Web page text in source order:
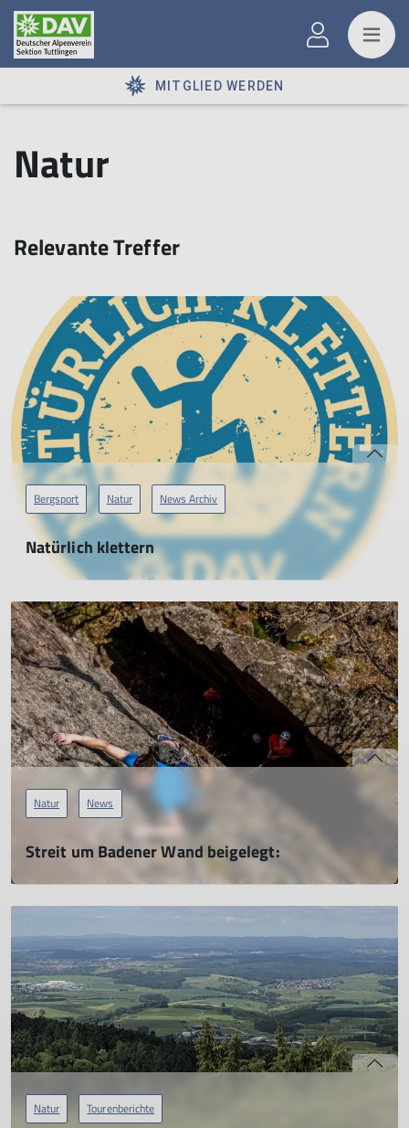
MITGLIED WERDEN
Natur
Relevante Treffer
Bergsport Natur News Archiv
Natürlich klettern
10.04.2021
Die DAV-Kampagne "Natürlich Klettern" informiert über die
wichtigsten Regeln zum fairen und naturverträglichen
Klettern.
mehr erfahren
Natur News
Streit um Badener Wand beigelegt:
01.08.2025
Im langen Streit um das Klettern an der Badener Wand (Bd.-
mehr erfahren
Natur Tourenberichte